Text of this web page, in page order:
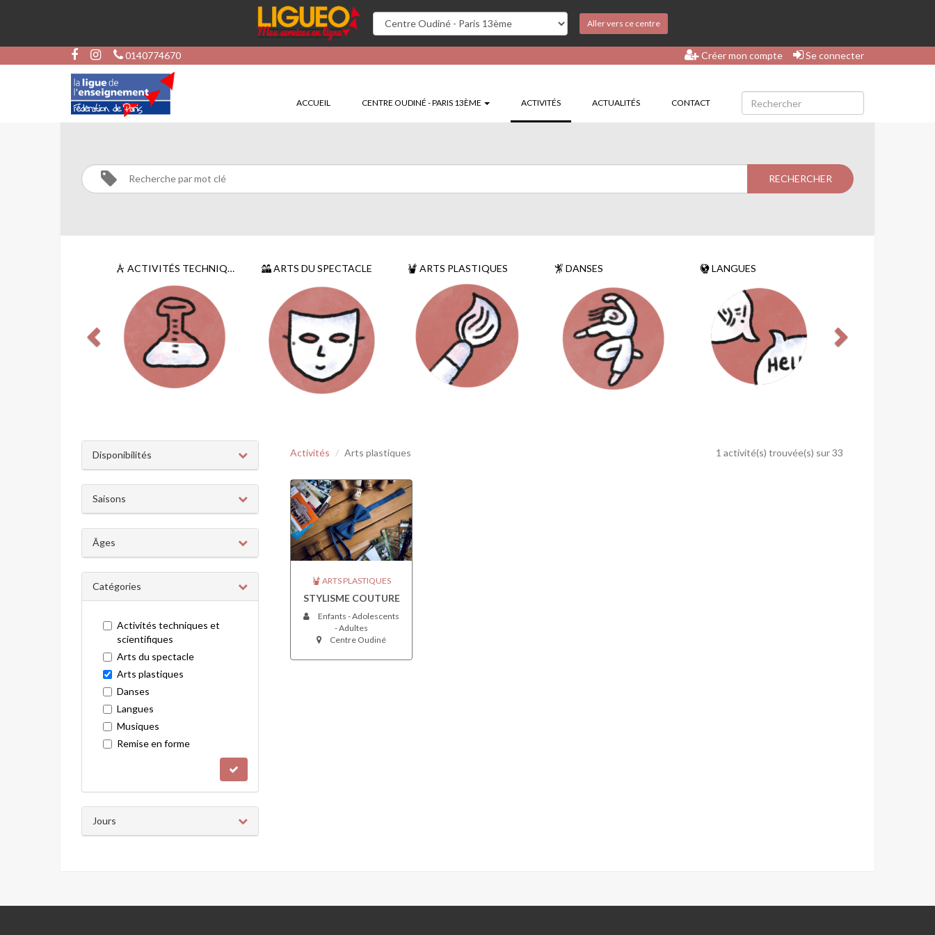
Aller vers ce centre
0140774670 Créer mon compte Se connecter
ACCUEIL CENTRE OUDINÉ - PARIS 13ÈME ACTIVITÉS(CURRENT)ACTUALITÉS CONTACT
ARTS
PLASTIQUES
ACTIVITÉS TECHNIQUES ET SCIENTIFIQUES
ARTS DU SPECTACLE ARTS PLASTIQUES DANSES LANGUES
Disponibilités
Saisons
Âges
Catégories
Activités techniques et
scientifiques
Arts du spectacle
Arts plastiques
Danses
Langues
Musiques
Remise en forme
Jours
Activités Arts plastiques 1 activité(s) trouvée(s) sur 33
ARTS PLASTIQUES
STYLISME COUTURE
Enfants - Adolescents
- Adultes
Centre Oudiné